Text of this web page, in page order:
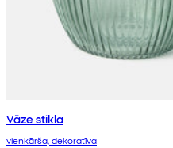
Vāze stikla
vienkārša, dekoratīva